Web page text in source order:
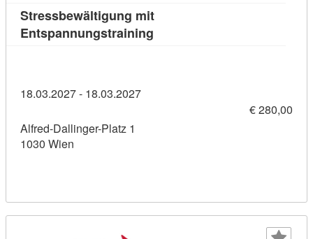
Stressbewältigung mit
Entspannungstraining
18.03.2027 - 18.03.2027
€ 280,00
Alfred-Dallinger-Platz 1
1030 Wien